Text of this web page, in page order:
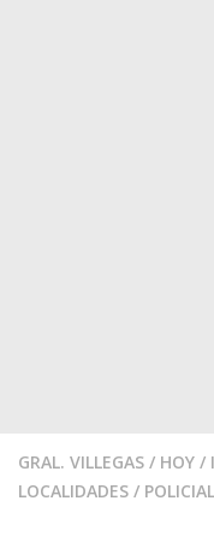
GRAL. VILLEGAS / HOY /
LOCALIDADES / POLICIAL